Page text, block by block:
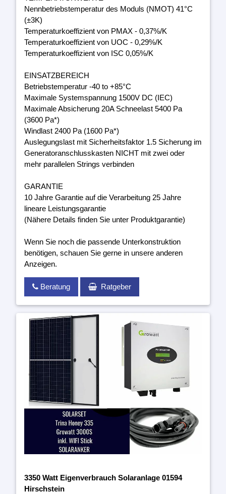
Nennbetriebstemperatur des Moduls (NMOT) 41°C
(±3K)
Temperaturkoeffizient von PMAX - 0,37%/K
Temperaturkoeffizient von UOC - 0,29%/K
Temperaturkoeffizient von ISC 0,05%/K
EINSATZBEREICH
Betriebstemperatur -40 to +85°C
Maximale Systemspannung 1500V DC (IEC)
Maximale Absicherung 20A Schneelast 5400 Pa
(3600 Pa*)
Windlast 2400 Pa (1600 Pa*)
Auslegungslast mit Sicherheitsfaktor 1.5 Sicherung im
Generatoranschlusskasten NICHT mit zwei oder
mehr parallelen Strings verbinden
GARANTIE
10 Jahre Garantie auf die Verarbeitung 25 Jahre
lineare Leistungsgarantie
(Nähere Details finden Sie unter Produktgarantie)
Wenn Sie noch die passende Unterkonstruktion
benötigen, schauen Sie gerne in unsere anderen
Anzeigen.
Beratung Ratgeber
3350 Watt Eigenverbrauch Solaranlage 01594
Hirschstein